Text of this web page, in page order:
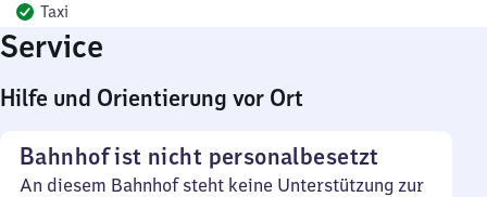
Taxi
Service
Hilfe und Orientierung vor Ort
Bahnhof ist nicht personalbesetzt
An diesem Bahnhof steht keine Unterstützung zur